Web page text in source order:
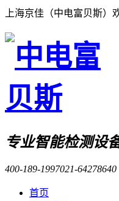
上海京佳（中电富贝斯）
专业智能检测设
400-189-1997021-64278640
首页